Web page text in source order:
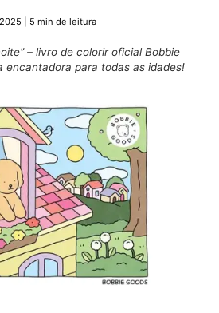
5 min de leitura
– livro de colorir oficial Bobbie
encantadora para todas as idades!